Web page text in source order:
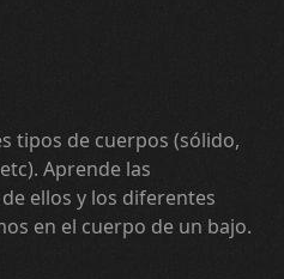
tipos de cuerpos (sólido,
Aprende las
ellos y los diferentes
en el cuerpo de un bajo.